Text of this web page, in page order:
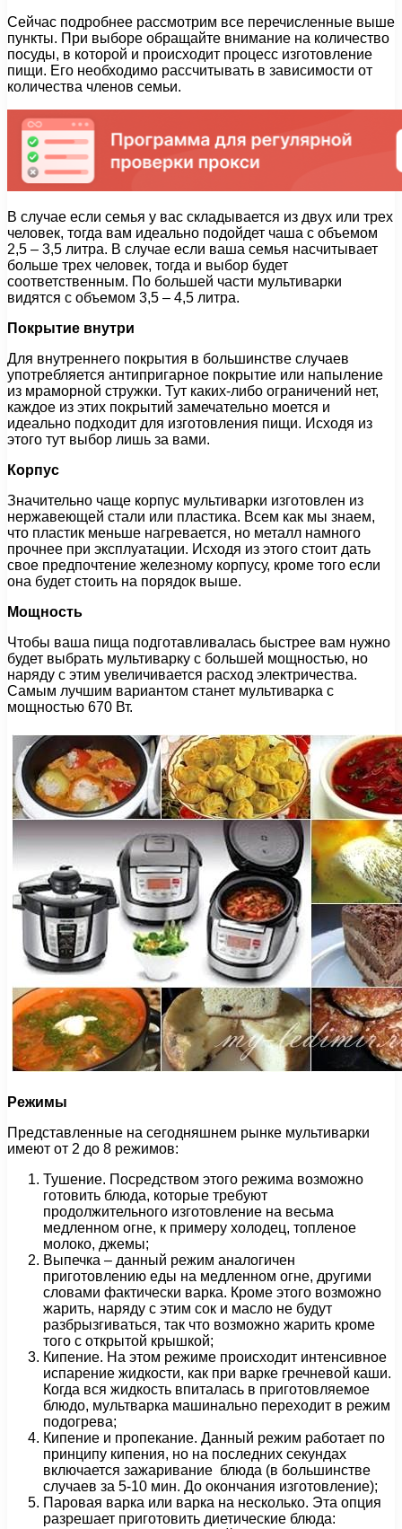
Сейчас подробнее рассмотрим все перечисленные выше
пункты. При выборе обращайте внимание на количество
посуды, в которой и происходит процесс изготовление
пищи. Его необходимо рассчитывать в зависимости от
количества членов семьи.
В случае если семья у вас складывается из двух или трех
человек, тогда вам идеально подойдет чаша с объемом
2,5 – 3,5 литра. В случае если ваша семья насчитывает
больше трех человек, тогда и выбор будет
соответственным. По большей части мультиварки
видятся с объемом 3,5 – 4,5 литра.
Покрытие внутри
Для внутреннего покрытия в большинстве случаев
употребляется антипригарное покрытие или напыление
из мраморной стружки. Тут каких-либо ограничений нет,
каждое из этих покрытий замечательно моется и
идеально подходит для изготовления пищи. Исходя из
этого тут выбор лишь за вами.
Корпус
Значительно чаще корпус мультиварки изготовлен из
нержавеющей стали или пластика. Всем как мы знаем,
что пластик меньше нагревается, но металл намного
прочнее при эксплуатации. Исходя из этого стоит дать
свое предпочтение железному корпусу, кроме того если
она будет стоить на порядок выше.
Мощность
Чтобы ваша пища подготавливалась быстрее вам нужно
будет выбрать мультиварку с большей мощностью, но
наряду с этим увеличивается расход электричества.
Самым лучшим вариантом станет мультиварка с
мощностью 670 Вт.
Режимы
Представленные на сегодняшнем рынке мультиварки
имеют от 2 до 8 режимов:
Тушение. Посредством этого режима возможно
готовить блюда, которые требуют
продолжительного изготовление на весьма
медленном огне, к примеру холодец, топленое
молоко, джемы;
Выпечка – данный режим аналогичен
приготовлению еды на медленном огне, другими
словами фактически варка. Кроме этого возможно
жарить, наряду с этим сок и масло не будут
разбрызгиваться, так что возможно жарить кроме
того с открытой крышкой;
Кипение. На этом режиме происходит интенсивное
испарение жидкости, как при варке гречневой каши.
Когда вся жидкость впиталась в приготовляемое
блюдо, мультварка машинально переходит в режим
подогрева;
Кипение и пропекание. Данный режим работает по
принципу кипения, но на последних секундах
включается зажаривание блюда (в большинстве
случаев за 5-10 мин. До окончания изготовление);
Паровая варка или варка на несколько. Эта опция
разрешает приготовить диетические блюда: